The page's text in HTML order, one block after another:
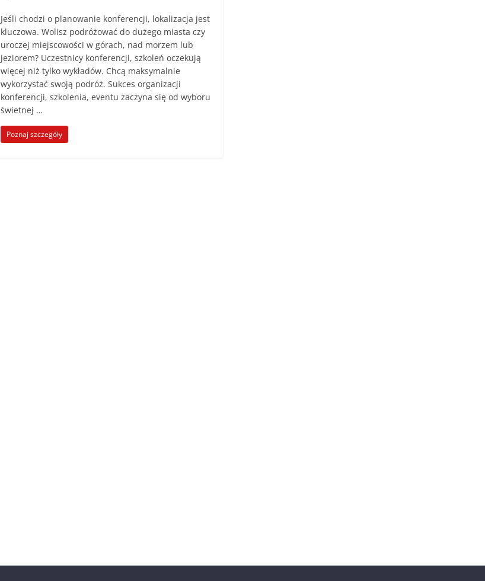
Jeśli chodzi o planowanie konferencji, lokalizacja jest
kluczowa. Wolisz podróżować do dużego miasta czy
uroczej miejscowości w górach, nad morzem lub
jeziorem? Uczestnicy konferencji, szkoleń oczekują
więcej niż tylko wykładów. Chcą maksymalnie
wykorzystać swoją podróż. Sukces organizacji
konferencji, szkolenia, eventu zaczyna się od wyboru
świetnej …
Poznaj szczegóły